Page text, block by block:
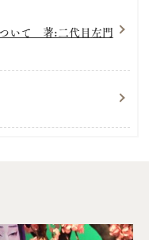
いて 著:二代目左門